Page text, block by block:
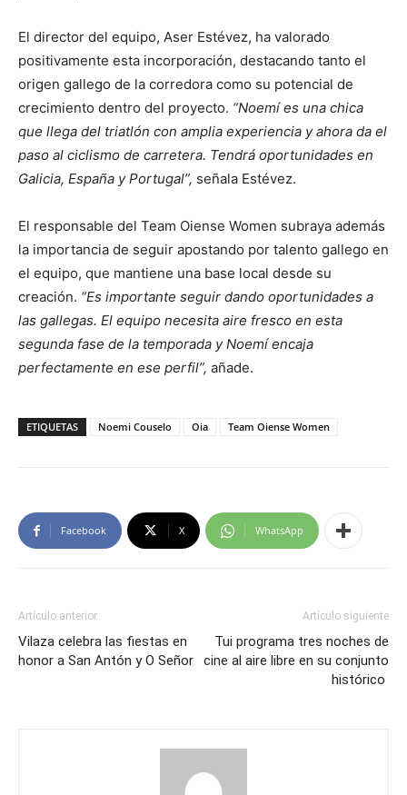
El director del equipo, Aser Estévez, ha valorado
positivamente esta incorporación, destacando tanto el
origen gallego de la corredora como su potencial de
crecimiento dentro del proyecto. “Noemí es una chica
que llega del triatlón con amplia experiencia y ahora da el
paso al ciclismo de carretera. Tendrá oportunidades en
Galicia, España y Portugal”, señala Estévez.
El responsable del Team Oiense Women subraya además
la importancia de seguir apostando por talento gallego en
el equipo, que mantiene una base local desde su
creación. “Es importante seguir dando oportunidades a
las gallegas. El equipo necesita aire fresco en esta
segunda fase de la temporada y Noemí encaja
perfectamente en ese perfil”, añade.
ETIQUETAS Noemi Couselo Oia Team Oiense Women
Facebook X WhatsApp
Artículo anterior
Vilaza celebra las fiestas en
honor a San Antón y O Señor
Artículo siguiente
Tui programa tres noches de
cine al aire libre en su conjunto
histórico